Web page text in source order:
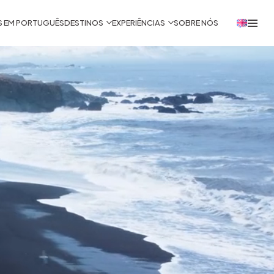
EM PORTUGUÊSDESTINOS EXPERIÊNCIAS SOBRE NÓS